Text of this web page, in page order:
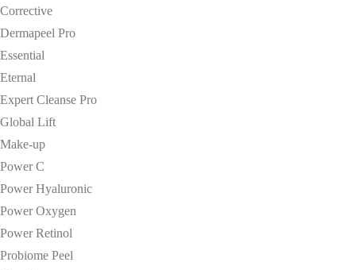
Corrective
Dermapeel Pro
Essential
Eternal
Expert Cleanse Pro
Global Lift
Make-up
Power C
Power Hyaluronic
Power Oxygen
Power Retinol
Probiome Peel